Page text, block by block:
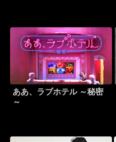
ああ、ラブホテル ～秘密
～